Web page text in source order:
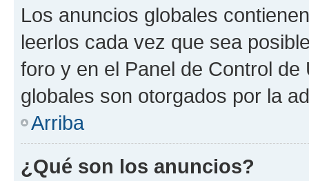
Los anuncios globales
leerlos cada vez que sea
foro y en el Panel de Control
globales son otorgados por la
Arriba
¿Qué son los anuncios?